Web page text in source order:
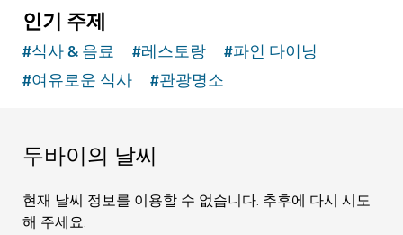
인기 주제
#식사 & 음료 #레스토랑 #파인 다이닝
#여유로운 식사 #관광명소
두바이의 날씨
현재 날씨 정보를 이용할 수 없습니다. 추후에 다시 시도
해 주세요.